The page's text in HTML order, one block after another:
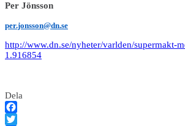
Per Jönsson
per.jonsson@dn.se
http://www.dn.se/nyheter/varlden/supermakt-
1.916854
Dela
Facebook